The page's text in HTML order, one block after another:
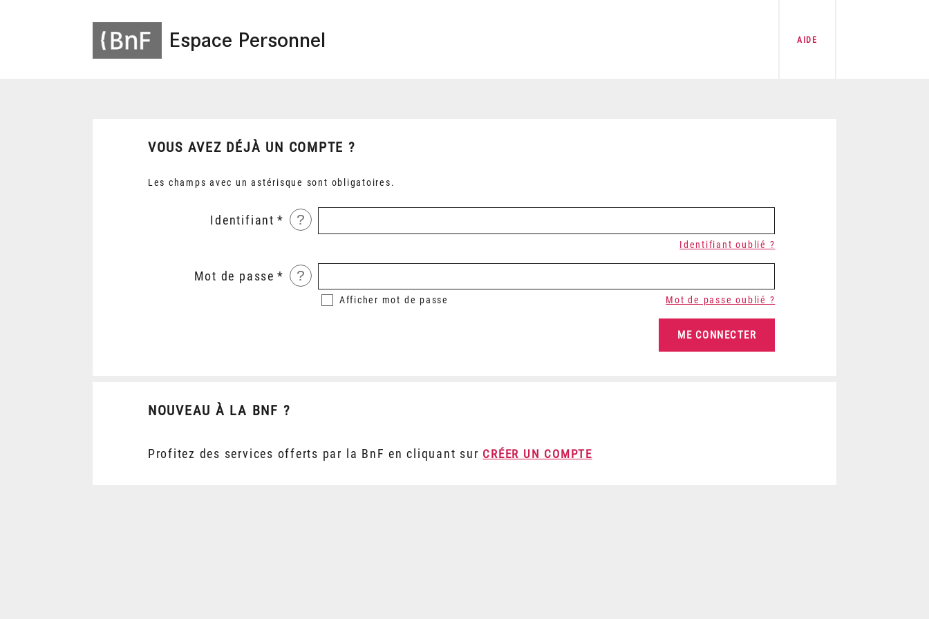
Espace Personnel AIDE
VOUS AVEZ DÉJÀ UN COMPTE ?
Les champs avec un astérisque sont obligatoires.
Identifiant ?
Identifiant oublié ?
Mot de passe ?
Afficher mot de passe Mot de passe oublié ?
NOUVEAU À LA BNF ?
Profitez des services offerts par la BnF en cliquant sur CRÉER UN COMPTE